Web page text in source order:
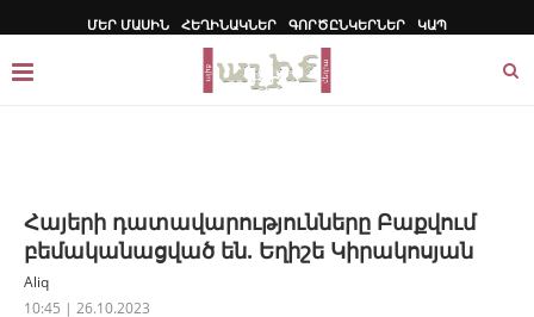
ՄԵՐ ՄԱՍԻՆ ՀԵՂԻՆԱԿՆԵՐ ԳՈՐԾԸՆԿԵՐՆԵՐ ԿԱՊ
Հայերի դատավարությունները Բաքվում
բեմականացված են. Եղիշե Կիրակոսյան
Aliq
10:45 | 26.10.2023